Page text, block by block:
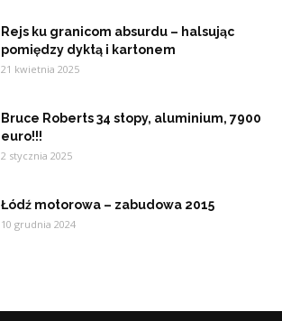
Rejs ku granicom absurdu – halsując
pomiędzy dyktą i kartonem
21 kwietnia 2025
Bruce Roberts 34 stopy, aluminium, 7900
euro!!!
2 stycznia 2025
Łódź motorowa – zabudowa 2015
10 grudnia 2024